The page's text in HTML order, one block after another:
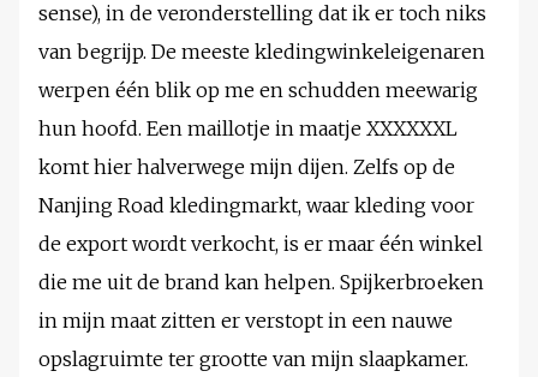
sense), in de veronderstelling dat ik er toch niks
van begrijp. De meeste kledingwinkeleigenaren
werpen één blik op me en schudden meewarig
hun hoofd. Een maillotje in maatje XXXXXXL
komt hier halverwege mijn dijen. Zelfs op de
Nanjing Road kledingmarkt, waar kleding voor
de export wordt verkocht, is er maar één winkel
die me uit de brand kan helpen. Spijkerbroeken
in mijn maat zitten er verstopt in een nauwe
opslagruimte ter grootte van mijn slaapkamer.